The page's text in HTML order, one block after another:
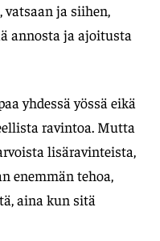
vatsaan ja siihen,
annosta ja ajoitusta
yhdessä yössä eikä
ravintoa. Mutta
lisäravinteista,
enemmän tehoa,
aina kun sitä